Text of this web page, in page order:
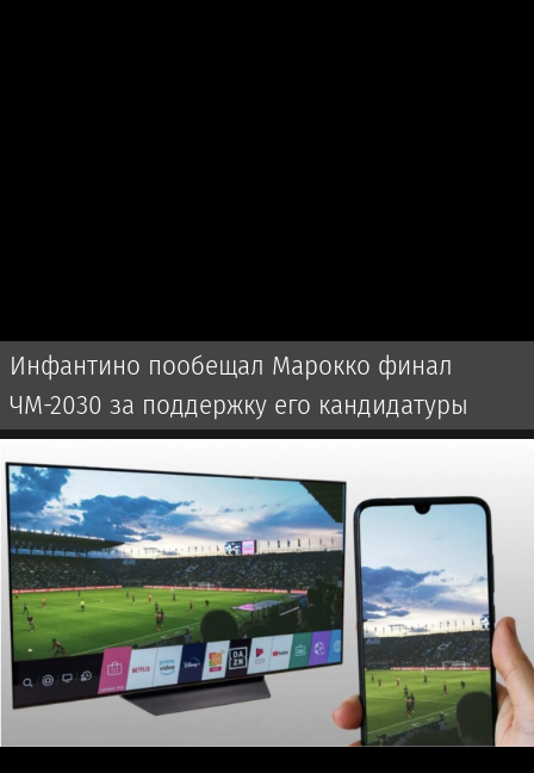
Инфантино пообещал Марокко финал
ЧМ-2030 за поддержку его кандидатуры